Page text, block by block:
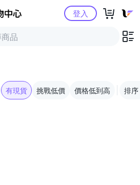
Yahoo購物中心登入
有現貨 挑戰低價 價格低到高 排序